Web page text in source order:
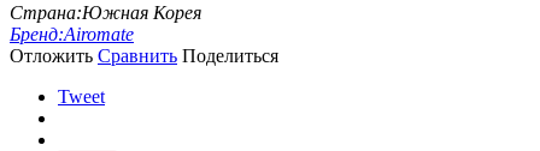
Страна:Южная Корея
Бренд:Airomate
Отложить Сравнить Поделиться
Tweet